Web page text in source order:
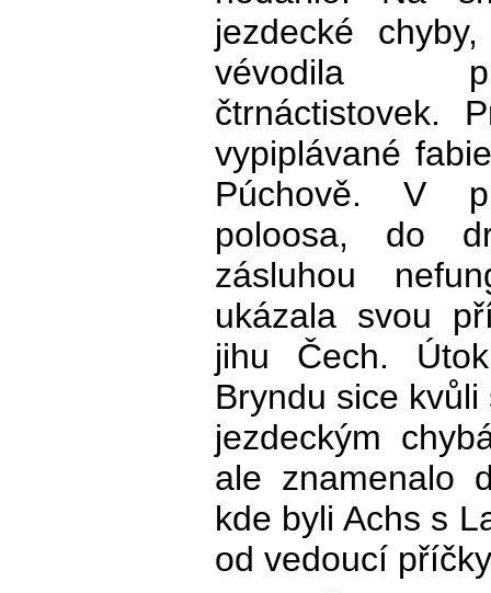
jezdecké
vévodila
čtrnáctistovek.
vypiplávané
Púchově. V
poloosa, do
zásluhou
ukázala svou
jihu Čech.
Bryndu sice
jezdeckým
ale znamenalo
kde byli Achs s
od vedoucí